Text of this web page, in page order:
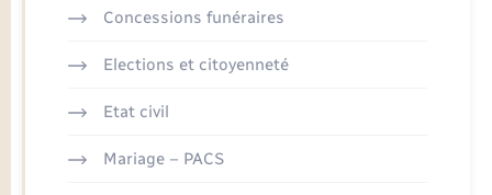
Concessions funéraires
Elections et citoyenneté
Etat civil
Mariage – PACS